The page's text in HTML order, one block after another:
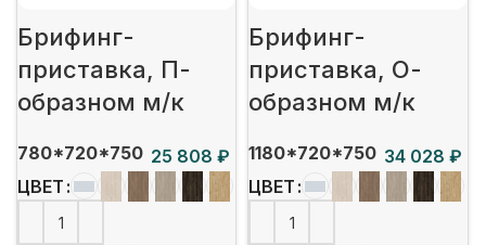
Брифинг-
приставка, П-
образном м/к
780*720*750
₽
ЦВЕТ
Брифинг-
приставка, О-
образном м/к
1180*720*750
₽
ЦВЕТ